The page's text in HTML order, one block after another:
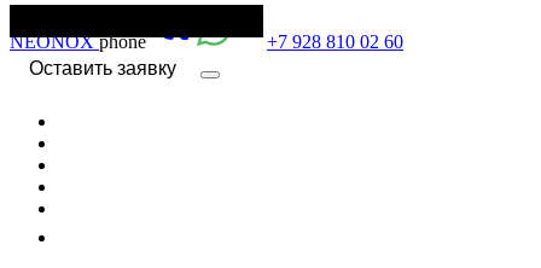
NEONOX phone
+7 928 810 02 60
Оставить заявку